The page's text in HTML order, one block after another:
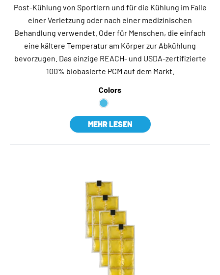
Post-Kühlung von Sportlern und für die Kühlung im Falle
einer Verletzung oder nach einer medizinischen
Behandlung verwendet. Oder für Menschen, die einfach
eine kältere Temperatur am Körper zur Abkühlung
bevorzugen. Das einzige REACH- und USDA-zertifizierte
100% biobasierte PCM auf dem Markt.
Colors
MEHR LESEN